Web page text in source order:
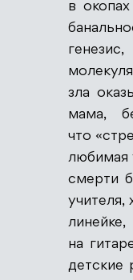
в
зла
мама,
что
любимая
смерти
учителя,
линейке,
на
детские